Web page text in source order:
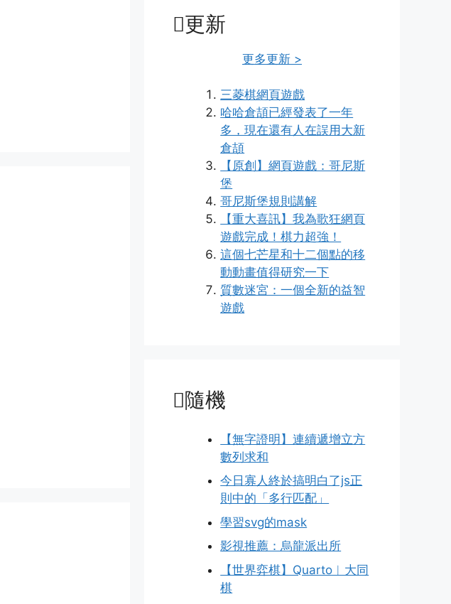
更新
更多更新 >
三菱棋網頁遊戲
哈哈倉頡已經發表了一年
多，現在還有人在誤用大新
倉頡
【原創】網頁遊戲：哥尼斯
堡
哥尼斯堡規則講解
【重大喜訊】我為歌狂網頁
遊戲完成！棋力超強！
這個七芒星和十二個點的移
動動畫值得研究一下
質數迷宮：一個全新的益智
遊戲
隨機
【無字證明】連續遞增立方
數列求和
今日寡人終於搞明白了js正
則中的「多行匹配」
學習svg的mask
影視推薦：烏龍派出所
【世界弈棋】Quarto︱大同
棋